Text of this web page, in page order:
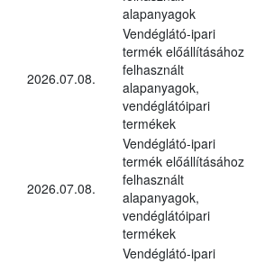
alapanyagok
2026.07.08.
Vendéglátó-ipari
termék előállításához
felhasznált
alapanyagok,
vendéglátóipari
termékek
2026.07.08.
Vendéglátó-ipari
termék előállításához
felhasznált
alapanyagok,
vendéglátóipari
termékek
Vendéglátó-ipari